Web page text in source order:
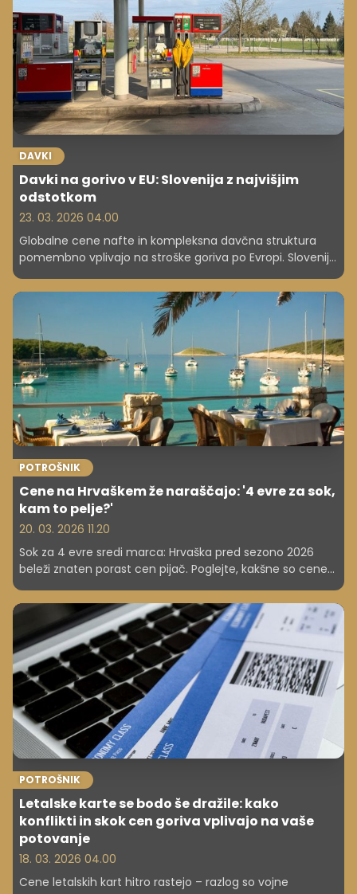
DAVKI
Davki na gorivo v EU: Slovenija z najvišjim
odstotkom
23. 03. 2026 04.00
Globalne cene nafte in kompleksna davčna struktura
pomembno vplivajo na stroške goriva po Evropi. Slovenija
v letu 2026 vodi po deležu davka na bencin, a so skupne
cene ugodnejše kot v nekaterih drugih članicah EU.
Raziskava je pokazala stanje na dan 16. marec. Po tem
datumu se je pri nas gorivo že podražilo.
POTROŠNIK
Cene na Hrvaškem že naraščajo: '4 evre za sok,
kam to pelje?'
20. 03. 2026 11.20
Sok za 4 evre sredi marca: Hrvaška pred sezono 2026
beleži znaten porast cen pijač. Poglejte, kakšne so cene
in zakaj strokovnjaki in potrošniki izražajo zaskrbljenost
glede prihodnjih cenovnih premikov.
POTROŠNIK
Letalske karte se bodo še dražile: kako
konflikti in skok cen goriva vplivajo na vaše
potovanje
18. 03. 2026 04.00
Cene letalskih kart hitro rastejo – razlog so vojne